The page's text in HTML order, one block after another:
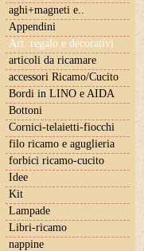
aghi+magneti e..
Appendini
Art. regalo e decorativi
articoli da ricamare
accessori Ricamo/Cucito
Bordi in LINO e AIDA
Bottoni
Cornici-telaietti-fiocchi
filo ricamo e aguglieria
forbici ricamo-cucito
Idee
Kit
Lampade
Libri-ricamo
nappine